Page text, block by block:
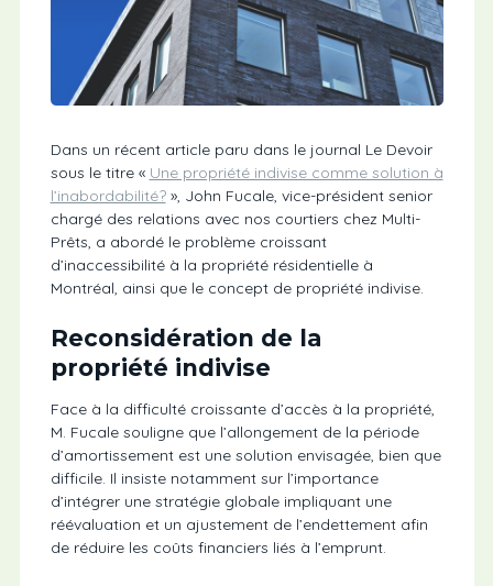
Dans un récent article paru dans le journal Le Devoir
sous le titre « Une propriété indivise comme solution à
l’inabordabilité?», John Fucale, vice-président senior
chargé des relations avec nos courtiers chez Multi-
Prêts, a abordé le problème croissant
d’inaccessibilité à la propriété résidentielle à
Montréal, ainsi que le concept de propriété indivise.
Reconsidération de la
propriété indivise
Face à la difficulté croissante d’accès à la propriété,
M. Fucale souligne que l’allongement de la période
d’amortissement est une solution envisagée, bien que
difficile. Il insiste notamment sur l’importance
d’intégrer une stratégie globale impliquant une
réévaluation et un ajustement de l’endettement afin
de réduire les coûts financiers liés à l’emprunt.